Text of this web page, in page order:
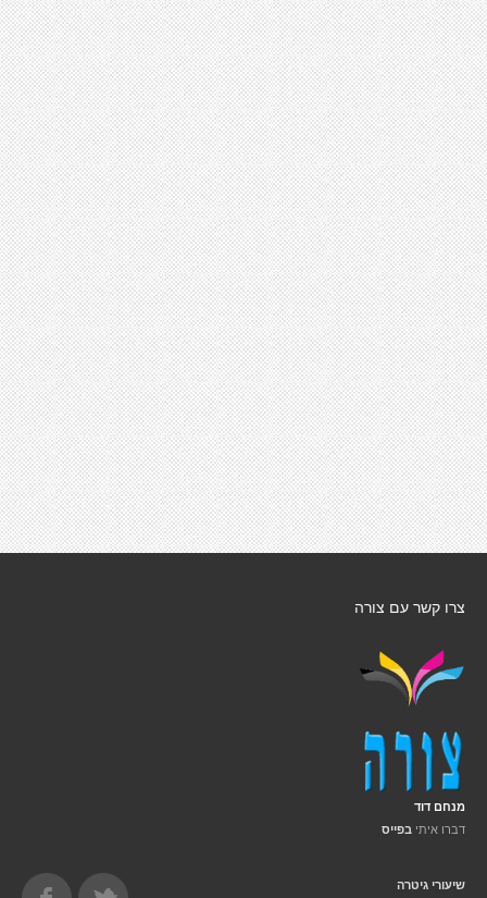
צרו קשר עם צורה
מנחם דוד
דברו איתי בפייס
שיעורי גיטרה